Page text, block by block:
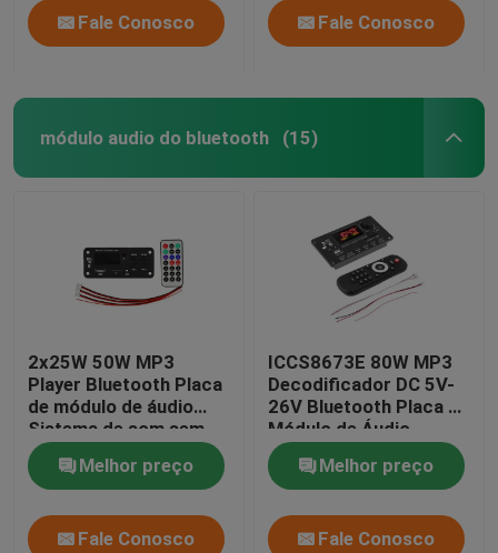
Fale Conosco Fale Conosco
módulo audio do bluetooth (15)
2x25W 50W MP3
Player Bluetooth Placa
de módulo de áudio
Sistema de som sem
fio com controle
remotoMelhor preço
Fale Conosco
ICCS8673E 80W MP3
Decodificador DC 5V-
26V Bluetooth Placa de
Módulo de Áudio
Sistema Amplificador
de PotênciaMelhor preço
Fale Conosco